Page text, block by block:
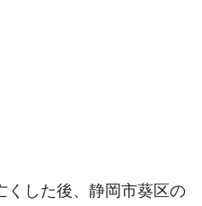
くした後、静岡市葵区の